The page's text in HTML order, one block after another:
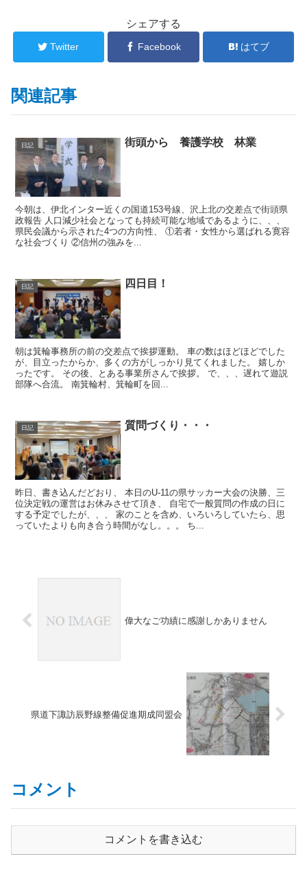
シェアする
Twitter Facebook はてブ
関連記事
日記 街頭から 養護学校 林業
今朝は、伊北インター近くの国道153号線、沢上北の交差点で街頭県
政報告 人口減少社会となっても持続可能な地域であるように、、、
県民会議から示された4つの⽅向性、 ①若者・⼥性から選ばれる寛容
な社会づくり ②信州の強みを...
日記 四日目！
朝は箕輪事務所の前の交差点で挨拶運動。 車の数はほどほどでした
が、目立ったからか、多くの方がしっかり見てくれました。 嬉しか
ったです。 その後、とある事業所さんで挨拶。 で、、、遅れて遊説
部隊へ合流。 南箕輪村、箕輪町を回...
日記 質問づくり・・・
昨日、書き込んだどおり、 本日のU-11の県サッカー大会の決勝、三
位決定戦の運営はお休みさせて頂き、 自宅で一般質問の作成の日に
する予定でしたが、、、 家のことを含め、いろいろしていたら、思
っていたよりも向き合う時間がなし。。。 ち...
偉大なご功績に感謝しかありません
県道下諏訪辰野線整備促進期成同盟会
コメント
コメントを書き込む